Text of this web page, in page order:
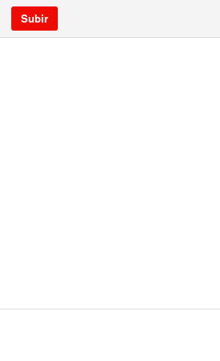
Subir